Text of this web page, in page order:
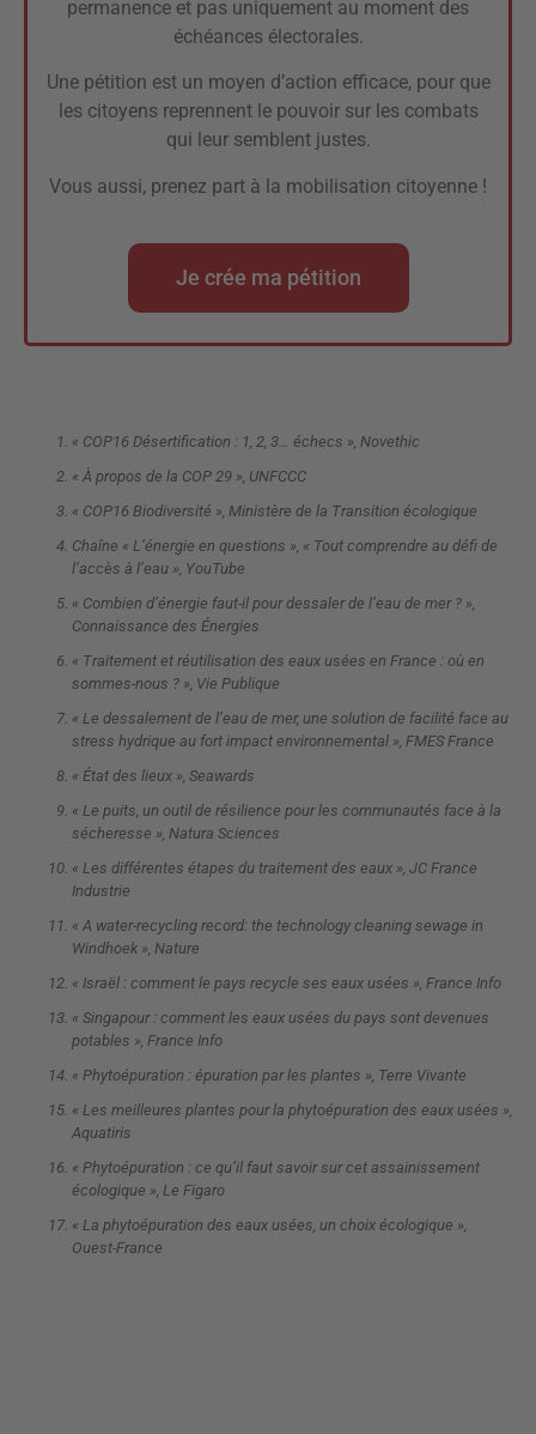
permanence et pas uniquement au moment des
échéances électorales.
Une pétition est un moyen d’action efficace, pour que
les citoyens reprennent le pouvoir sur les combats
qui leur semblent justes.
Vous aussi, prenez part à la mobilisation citoyenne !
Je crée ma pétition
« COP16 Désertification : 1, 2, 3… échecs », Novethic
« À propos de la COP 29 », UNFCCC
« COP16 Biodiversité », Ministère de la Transition écologique
Chaîne « L’énergie en questions », « Tout comprendre au défi de
l’accès à l’eau », YouTube
« Combien d’énergie faut-il pour dessaler de l’eau de mer ? »,
Connaissance des Énergies
« Traitement et réutilisation des eaux usées en France : où en
sommes-nous ? », Vie Publique
« Le dessalement de l’eau de mer, une solution de facilité face au
stress hydrique au fort impact environnemental », FMES France
« État des lieux », Seawards
« Le puits, un outil de résilience pour les communautés face à la
sécheresse », Natura Sciences
« Les différentes étapes du traitement des eaux », JC France
Industrie
« A water-recycling record: the technology cleaning sewage in
Windhoek », Nature
« Israël : comment le pays recycle ses eaux usées », France Info
« Singapour : comment les eaux usées du pays sont devenues
potables », France Info
« Phytoépuration : épuration par les plantes », Terre Vivante
« Les meilleures plantes pour la phytoépuration des eaux usées »,
Aquatiris
« Phytoépuration : ce qu’il faut savoir sur cet assainissement
écologique », Le Figaro
« La phytoépuration des eaux usées, un choix écologique »,
Ouest-France